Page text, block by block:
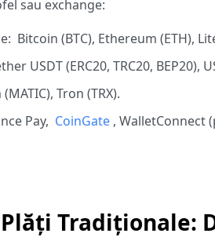
sau exchange:
Bitcoin (BTC), Ethereum (ETH),
USDT (ERC20, TRC20, BEP20),
Tron (TRX).
Pay, CoinGate , WalletConnect
Tradiționale: